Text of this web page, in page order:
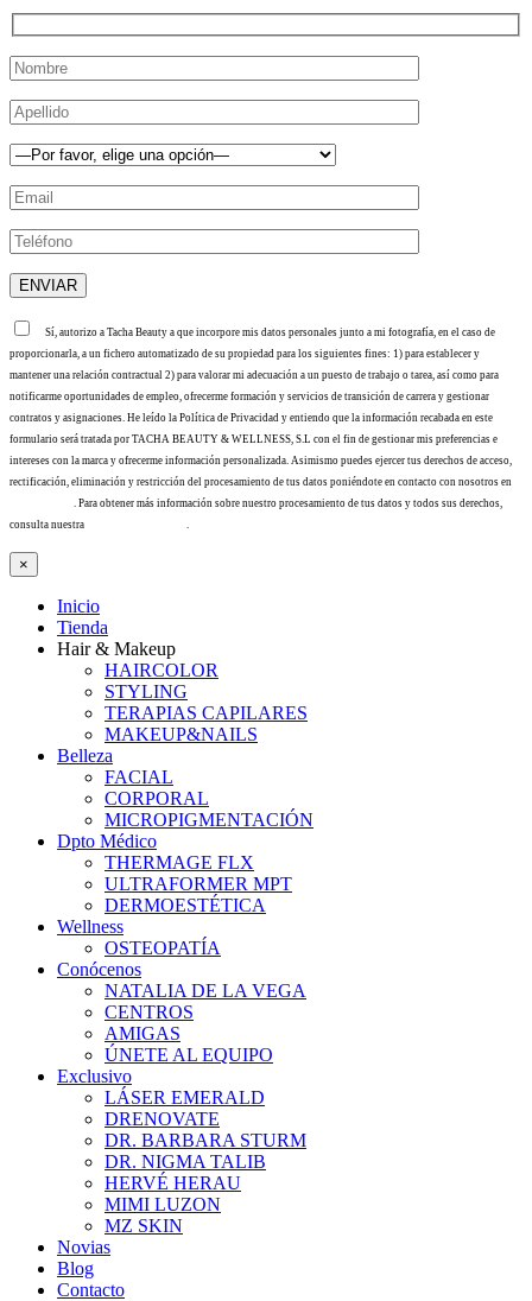
Sí, autorizo a Tacha Beauty a que incorpore mis datos personales junto a mi fotografía, en el caso de
proporcionarla, a un fichero automatizado de su propiedad para los siguientes fines: 1) para establecer y
mantener una relación contractual 2) para valorar mi adecuación a un puesto de trabajo o tarea, así como para
notificarme oportunidades de empleo, ofrecerme formación y servicios de transición de carrera y gestionar
contratos y asignaciones. He leído la Política de Privacidad y entiendo que la información recabada en este
formulario será tratada por TACHA BEAUTY & WELLNESS, S.L con el fin de gestionar mis preferencias e
intereses con la marca y ofrecerme información personalizada. Asimismo puedes ejercer tus derechos de acceso,
rectificación, eliminación y restricción del procesamiento de tus datos poniéndote en contacto con nosotros en
. Para obtener más información sobre nuestro procesamiento de tus datos y todos sus derechos,
consulta nuestra
×
Inicio
Tienda
Hair & Makeup
HAIRCOLOR
STYLING
TERAPIAS CAPILARES
MAKEUP&NAILS
Belleza
FACIAL
CORPORAL
MICROPIGMENTACIÓN
Dpto Médico
THERMAGE FLX
ULTRAFORMER MPT
DERMOESTÉTICA
Wellness
OSTEOPATÍA
Conócenos
NATALIA DE LA VEGA
CENTROS
AMIGAS
ÚNETE AL EQUIPO
Exclusivo
LÁSER EMERALD
DRENOVATE
DR. BARBARA STURM
DR. NIGMA TALIB
HERVÉ HERAU
MIMI LUZON
MZ SKIN
Novias
Blog
Contacto